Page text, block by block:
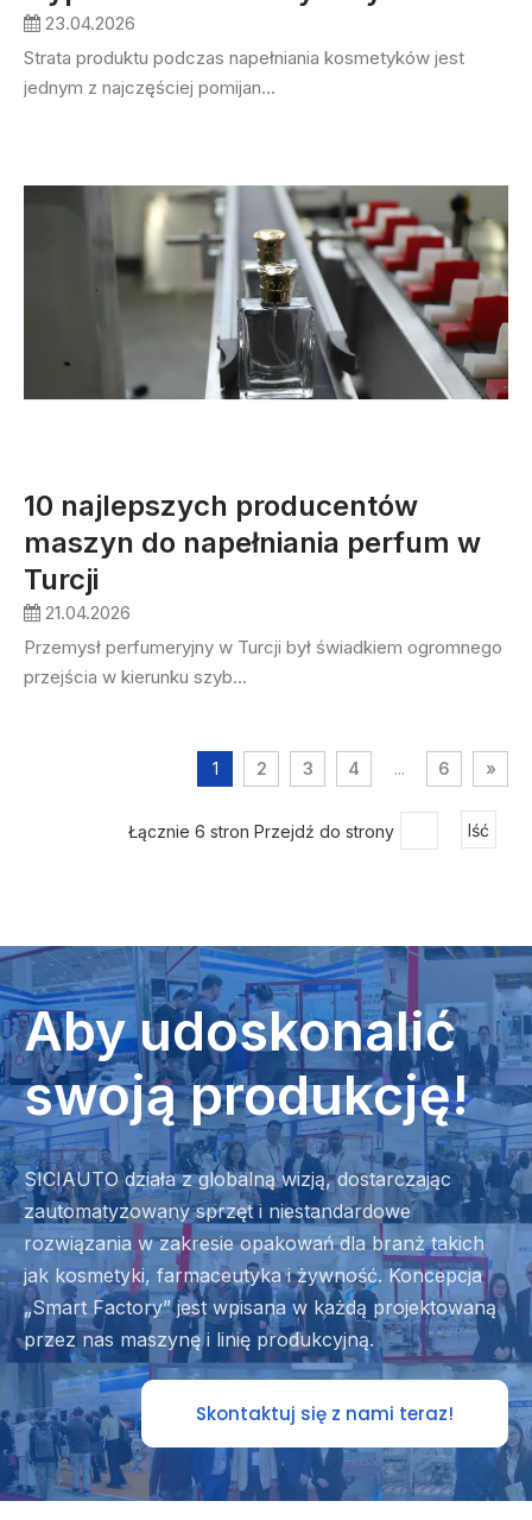
23.04.2026
Strata produktu podczas napełniania kosmetyków jest
jednym z najczęściej pomijan...
10 najlepszych producentów
maszyn do napełniania perfum w
Turcji
21.04.2026
Przemysł perfumeryjny w Turcji był świadkiem ogromnego
przejścia w kierunku szyb...
1 2 3 4 ... 6 »
Łącznie 6 stron Przejdź do strony Iść
Aby udoskonalić
swoją produkcję!
SICIAUTO działa z globalną wizją, dostarczając
zautomatyzowany sprzęt i niestandardowe
rozwiązania w zakresie opakowań dla branż takich
jak kosmetyki, farmaceutyka i żywność. Koncepcja
„Smart Factory” jest wpisana w każdą projektowaną
przez nas maszynę i linię produkcyjną.
Skontaktuj się z nami teraz!